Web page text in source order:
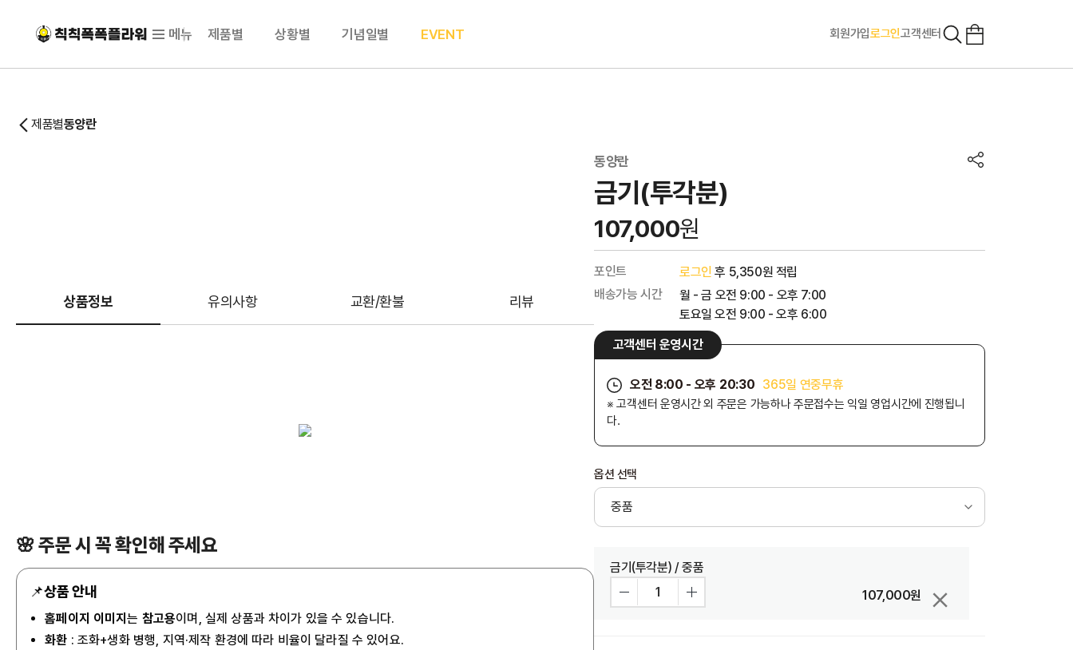
메뉴 제품별 상황별 기념일별 EVENT 회원가입로그인고객센터
제품별동양란
상품정보 유의사항 교환/환불 리뷰
🌸 주문 시 꼭 확인해 주세요
📌상품 안내
홈페이지 이미지는 참고용이며, 실제 상품과 차이가 있을 수 있습니다.
화환 : 조화+생화 병행, 지역·제작 환경에 따라 비율이 달라질 수 있어요.
동양란
금기(투각분)
107,000원
포인트 로그인 후 5,350원 적립
배송가능 시간
월 - 금 오전 9:00 - 오후 7:00
토요일 오전 9:00 - 오후 6:00
고객센터 운영시간
오전 8:00 - 오후 20:30 365일 연중무휴
※ 고객센터 운영시간 외 주문은 가능하나 주문접수는 익일 영업시간에 진행됩니
다.
옵션 선택
금기(투각분) / 중품
107,000원